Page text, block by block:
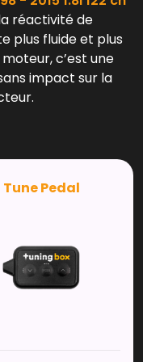
réactivité de
plus fluide et plus
c’est une
impact sur la
Tune Pedal